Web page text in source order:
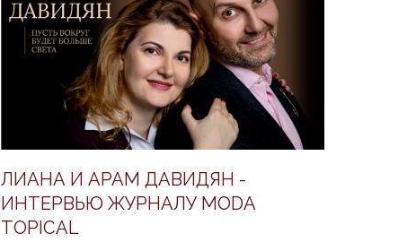
ЛИАНА И АРАМ ДАВИДЯН -
ИНТЕРВЬЮ ЖУРНАЛУ MODA
TOPICAL